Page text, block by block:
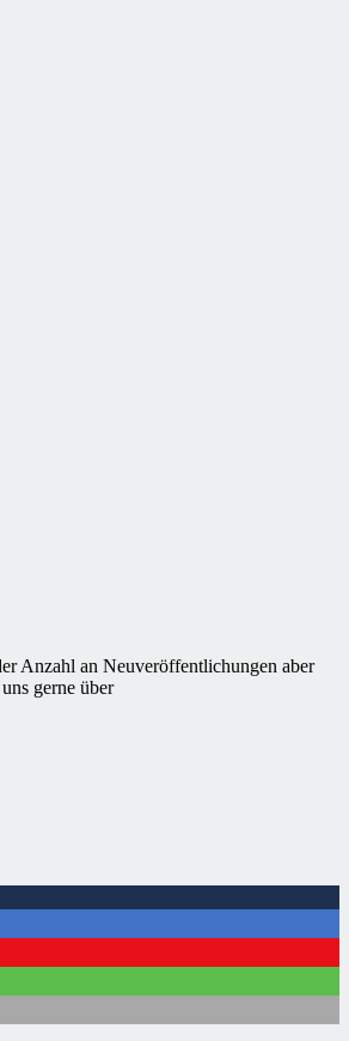
Anzahl an Neuveröffentlichungen aber
gerne über